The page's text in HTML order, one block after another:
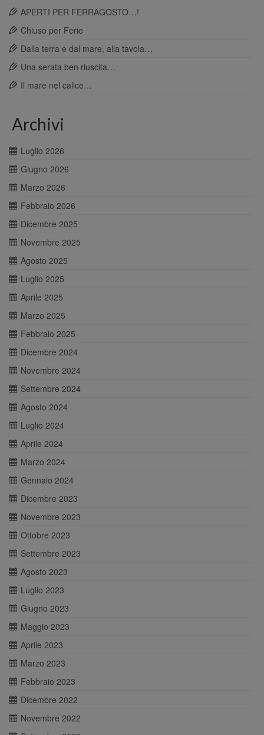
APERTI PER FERRAGOSTO…!
Chiuso per Ferie
Dalla terra e dal mare, alla tavola…
Una serata ben riuscita…
Il mare nel calice…
Archivi
Luglio 2026
Giugno 2026
Marzo 2026
Febbraio 2026
Dicembre 2025
Novembre 2025
Agosto 2025
Luglio 2025
Aprile 2025
Marzo 2025
Febbraio 2025
Dicembre 2024
Novembre 2024
Settembre 2024
Agosto 2024
Luglio 2024
Aprile 2024
Marzo 2024
Gennaio 2024
Dicembre 2023
Novembre 2023
Ottobre 2023
Settembre 2023
Agosto 2023
Luglio 2023
Giugno 2023
Maggio 2023
Aprile 2023
Marzo 2023
Febbraio 2023
Dicembre 2022
Novembre 2022